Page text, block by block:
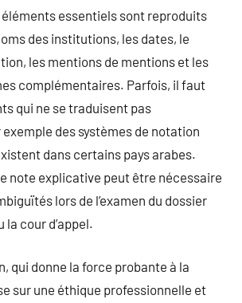
éléments essentiels sont reproduits
des institutions, les dates, le
les mentions de mentions et les
complémentaires. Parfois, il faut
qui ne se traduisent pas
des systèmes de notation
dans certains pays arabes.
note explicative peut être nécessaire
lors de l’examen du dossier
la cour d’appel.
qui donne la force probante à la
sur une éthique professionnelle et